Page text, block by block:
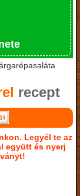
recept
Legyél te az
együtt és nyerj